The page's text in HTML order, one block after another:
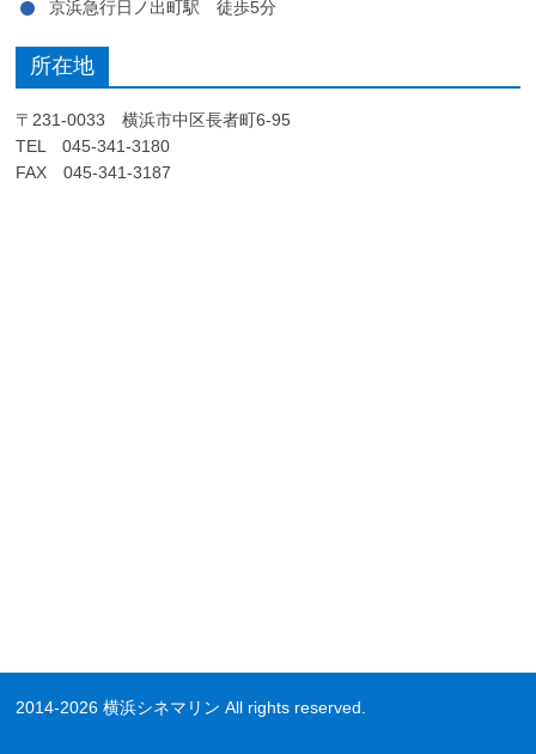
京浜急行日ノ出町駅 徒歩5分
所在地
〒231-0033 横浜市中区長者町6-95
TEL 045-341-3180
FAX 045-341-3187
2014-2026 横浜シネマリン All rights reserved.